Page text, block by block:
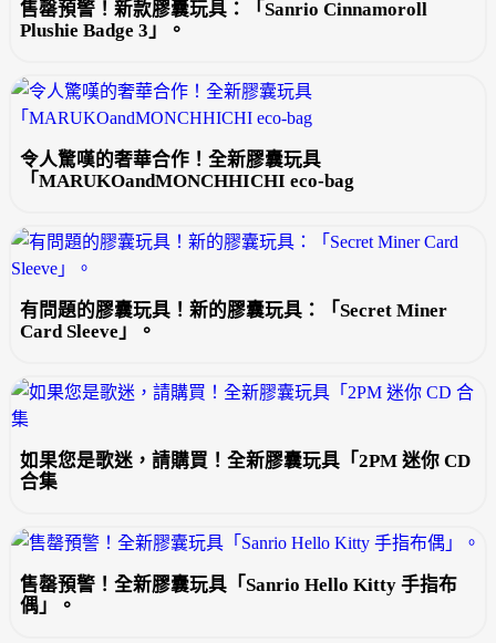
售罄預警！新款膠囊玩具：「Sanrio Cinnamoroll
Plushie Badge 3」。
令人驚嘆的奢華合作！全新膠囊玩具
「MARUKOandMONCHHICHI eco-bag
有問題的膠囊玩具！新的膠囊玩具：「Secret Miner
Card Sleeve」。
如果您是歌迷，請購買！全新膠囊玩具「2PM 迷你 CD
合集
售罄預警！全新膠囊玩具「Sanrio Hello Kitty 手指布
偶」。